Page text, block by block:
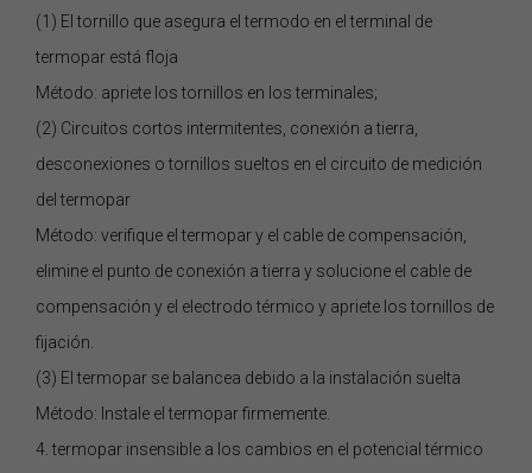
(1) El tornillo que asegura el termodo en el terminal de
termopar está floja
Método: apriete los tornillos en los terminales;
(2) Circuitos cortos intermitentes, conexión a tierra,
desconexiones o tornillos sueltos en el circuito de medición
del termopar
Método: verifique el termopar y el cable de compensación,
elimine el punto de conexión a tierra y solucione el cable de
compensación y el electrodo térmico y apriete los tornillos de
fijación.
(3) El termopar se balancea debido a la instalación suelta
Método: Instale el termopar firmemente.
4. termopar insensible a los cambios en el potencial térmico